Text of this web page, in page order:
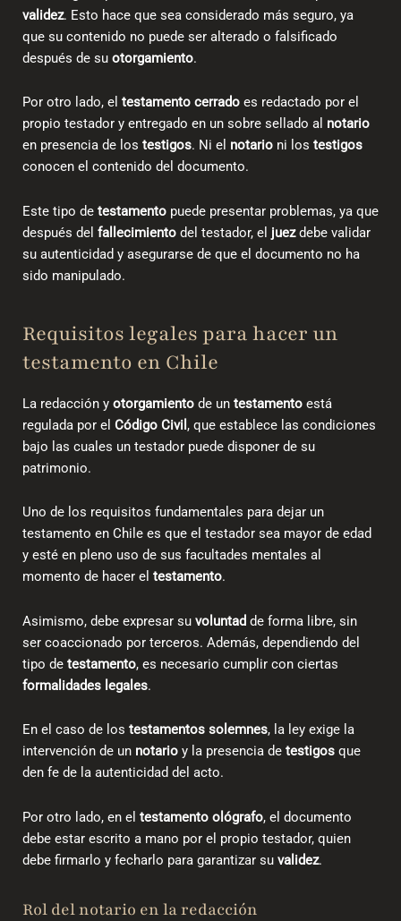
validez. Esto hace que sea considerado más seguro, ya
que su contenido no puede ser alterado o falsificado
después de su otorgamiento.
Por otro lado, el testamento cerrado es redactado por el
propio testador y entregado en un sobre sellado al notario
en presencia de los testigos. Ni el notario ni los testigos
conocen el contenido del documento.
Este tipo de testamento puede presentar problemas, ya que
después del fallecimiento del testador, el juezdebe validar
su autenticidad y asegurarse de que el documento no ha
sido manipulado.
Requisitos legales para hacer un
testamento en Chile
La redacción y otorgamiento de un testamento está
regulada por el Código Civil , que establece las condiciones
bajo las cuales un testador puede disponer de su
patrimonio.
Uno de los requisitos fundamentales para dejar un
testamento en Chile es que el testador sea mayor de edad
y esté en pleno uso de sus facultades mentales al
momento de hacer el testamento.
Asimismo, debe expresar su voluntad de forma libre, sin
ser coaccionado por terceros. Además, dependiendo del
tipo de testamento, es necesario cumplir con ciertas
formalidades legales.
En el caso de los testamentos solemnes, la ley exige la
intervención de un notario y la presencia de testigos que
den fe de la autenticidad del acto.
Por otro lado, en el testamento ológrafo, el documento
debe estar escrito a mano por el propio testador, quien
debe firmarlo y fecharlo para garantizar su validez.
Rol del notario en la redacción